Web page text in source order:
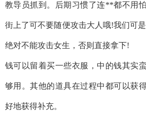
教导员抓到。后期习惯了连**都不用
街上了可不要随便攻击大人哦!我们可
绝对不能攻击女生，否则直接拿下!
钱可以留着买一些衣服，中的钱其实
够用。其他的道具在过程中都可以获
好地获得补充。